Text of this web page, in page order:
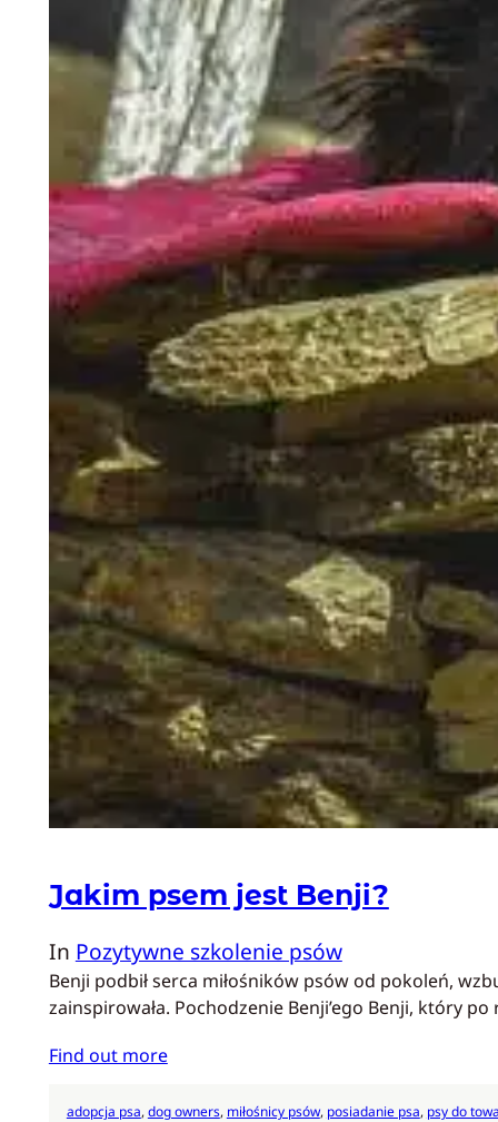
Jakim psem jest Benji?
In Pozytywne szkolenie psów
Benji podbił serca miłośników psów od pokoleń,
zainspirowała. Pochodzenie Benji’ego Benji, który
Find out more
adopcja psa, dog owners, miłośnicy psów, posiadanie psa, psy do